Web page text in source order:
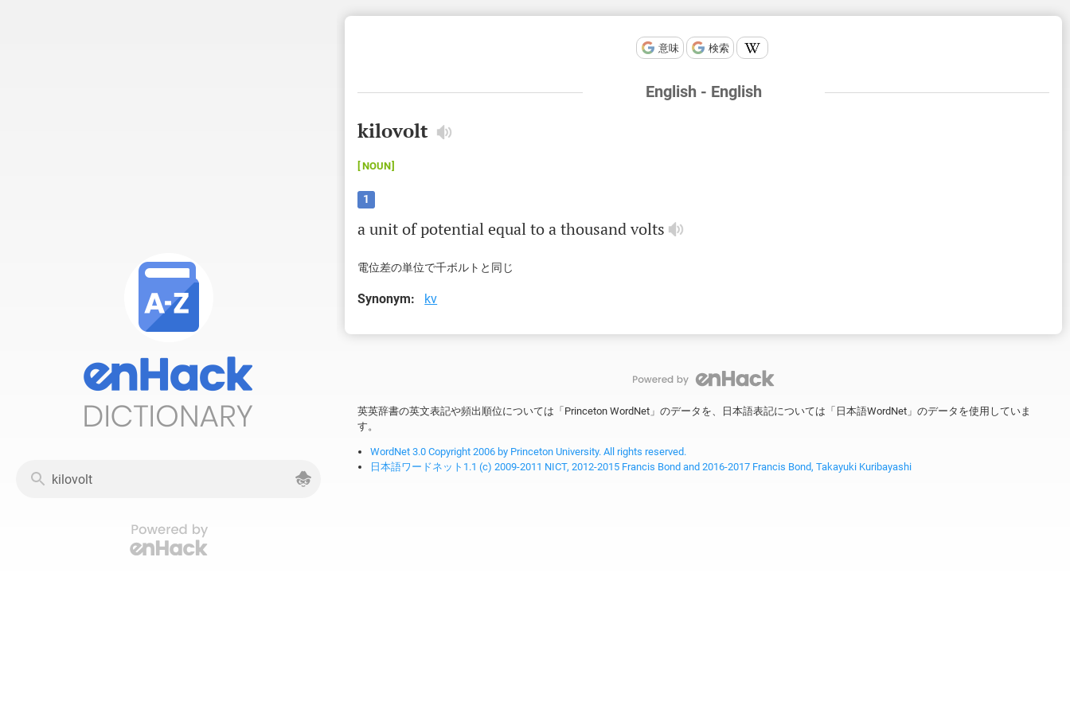
意味 検索
English - English
kilovolt
NOUN
1
aunitofpotentialequaltoathousandvolts
電位差の単位で千ボルトと同じ
Synonym: kv
英英辞書の英文表記や頻出順位については「Princeton WordNet」のデータを、日本語表記については「日本語WordNet」のデータを使用していま
す。
WordNet 3.0 Copyright 2006 by Princeton University. All rights reserved.
日本語ワードネット1.1 (c) 2009-2011 NICT, 2012-2015 Francis Bond and 2016-2017 Francis Bond, Takayuki Kuribayashi